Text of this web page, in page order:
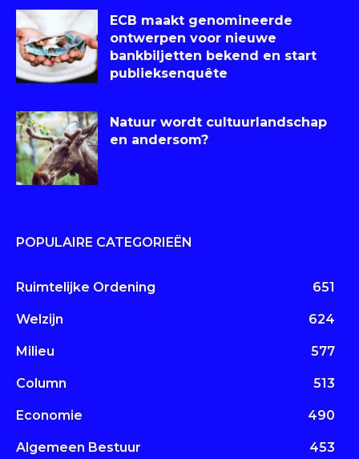
ECB maakt genomineerde
ontwerpen voor nieuwe
bankbiljetten bekend en start
publieksenquête
Natuur wordt cultuurlandschap
en andersom?
POPULAIRE CATEGORIEËN
Ruimtelijke Ordening 651
Welzijn 624
Milieu 577
Column 513
Economie 490
Algemeen Bestuur 453